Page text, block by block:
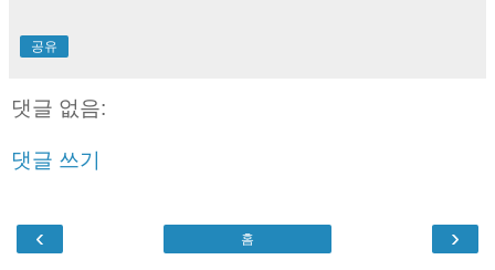
공유
댓글 없음:
댓글 쓰기
‹ ›
홈